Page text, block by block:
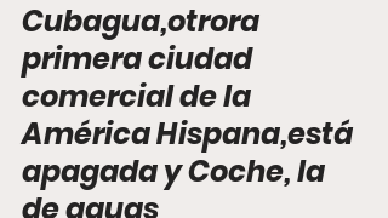
Cubagua,otrora
primera ciudad
comercial de la
América Hispana,está
apagada y Coche, la
de aguas